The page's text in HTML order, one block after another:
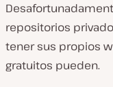
repositorios
tener sus propios
gratuitos pueden.